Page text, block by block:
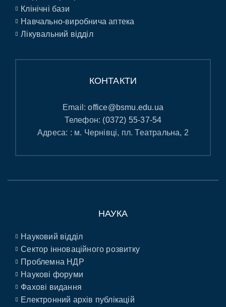
Клінічні бази
Навчально-виробнича аптека
Лікувальний відділ
КОНТАКТИ
Email:office@bsmu.edu.ua
Телефон: (0372) 55-37-54
Адреса: : м. Чернівці, пл. Театральна, 2
НАУКА
Науковий відділ
Сектор інноваційного розвитку
Проблемна НДР
Наукові форуми
Фахові видання
Електронний архів публікацій